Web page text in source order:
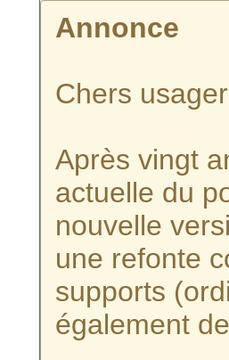
Annonce
Chers
Après vingt
actuelle du
nouvelle
une refonte
supports
également